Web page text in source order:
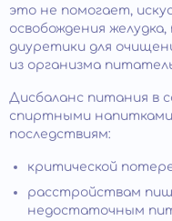
это не помогает,
освобождения
диуретики для
из организма
Дисбаланс питания в
спиртными
последствиям:
критической
расстройствам
недостаточным